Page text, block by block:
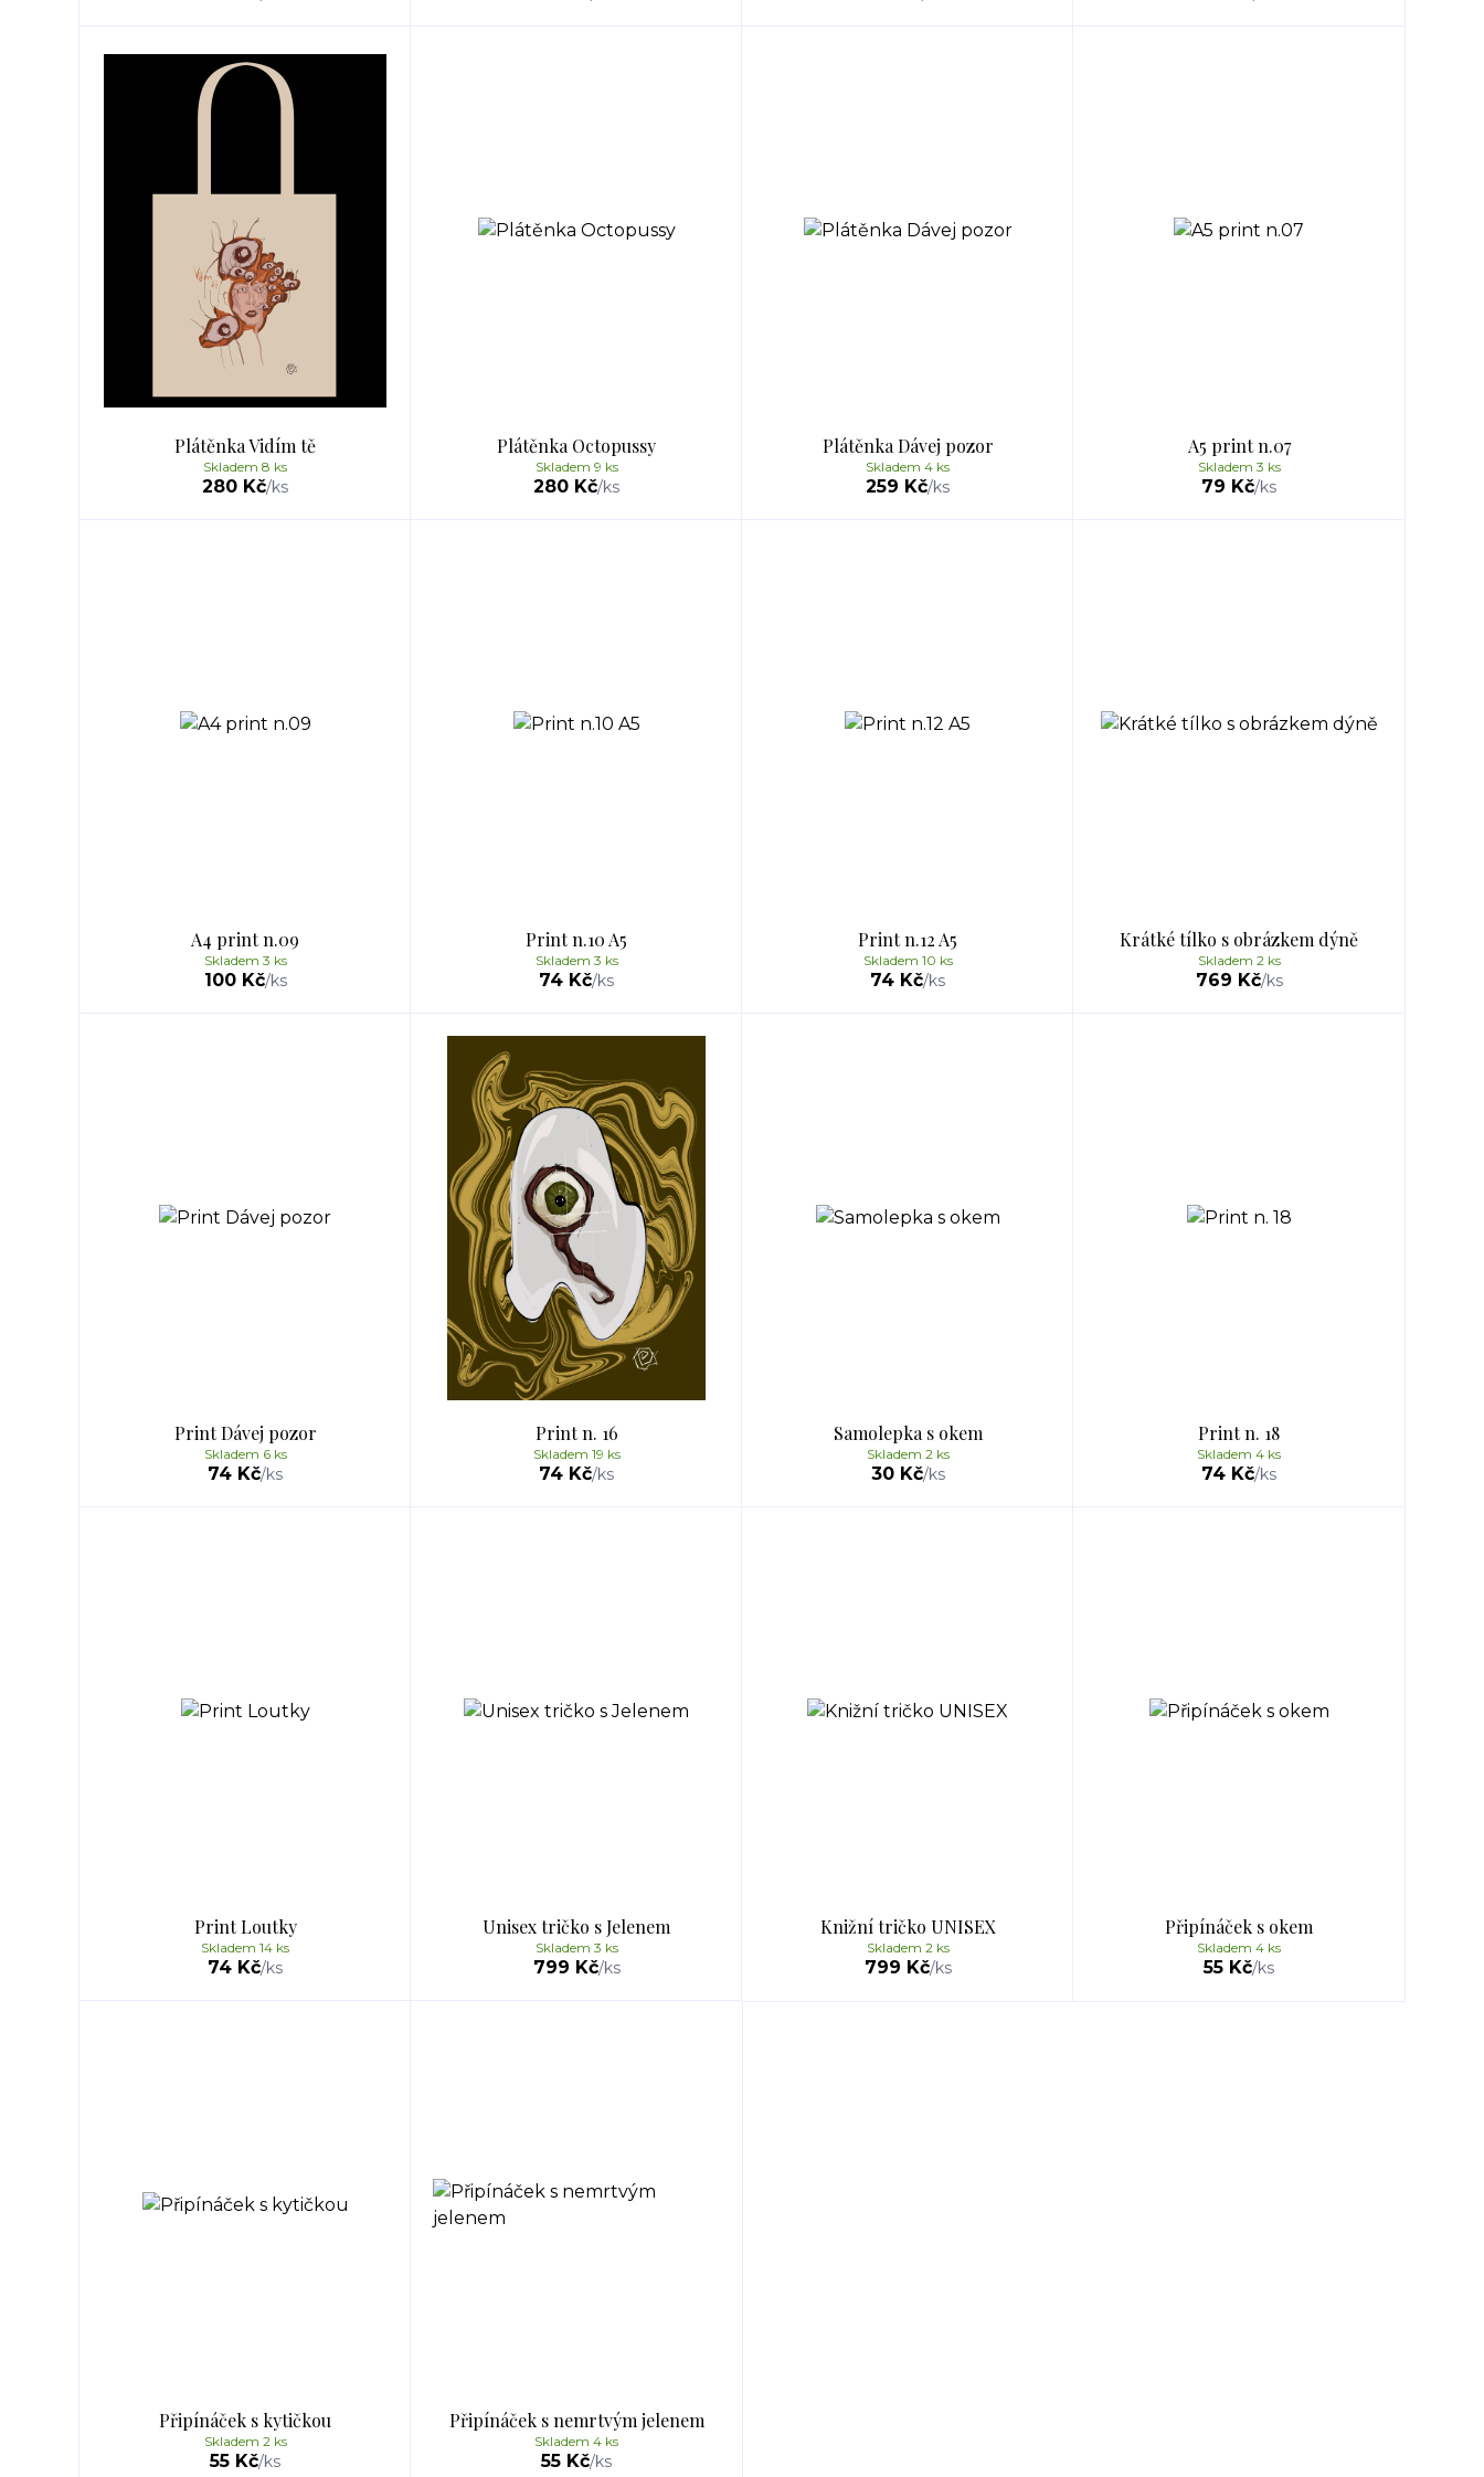
Plátěnka Vidím tě
280 Kč/ks
Skladem 8 ks
Plátěnka Octopussy
280 Kč/ks
Skladem 9 ks
Plátěnka Dávej pozor
259 Kč/ks
Skladem 4 ks
A5 print n.07
79 Kč/ks
Skladem 3 ks
A4 print n.09
100 Kč/ks
Skladem 3 ks
Print n.10 A5
74 Kč/ks
Skladem 3 ks
Print n.12 A5
74 Kč/ks
Skladem 10 ks
Krátké tílko s obrázkem dýně
769 Kč/ks
Skladem 2 ks
Print Dávej pozor
74 Kč/ks
Skladem 6 ks
Print n. 16
74 Kč/ks
Skladem 19 ks
Samolepka s okem
30 Kč/ks
Skladem 2 ks
Print n. 18
74 Kč/ks
Skladem 4 ks
Print Loutky
74 Kč/ks
Skladem 14 ks
Unisex tričko s Jelenem
799 Kč/ks
Skladem 3 ks
Knižní tričko UNISEX
799 Kč/ks
Skladem 2 ks
Připínáček s okem
55 Kč/ks
Skladem 4 ks
Připínáček s kytičkou
55 Kč/ks
Skladem 2 ks
Připínáček s nemrtvým jelenem
55 Kč/ks
Skladem 4 ks